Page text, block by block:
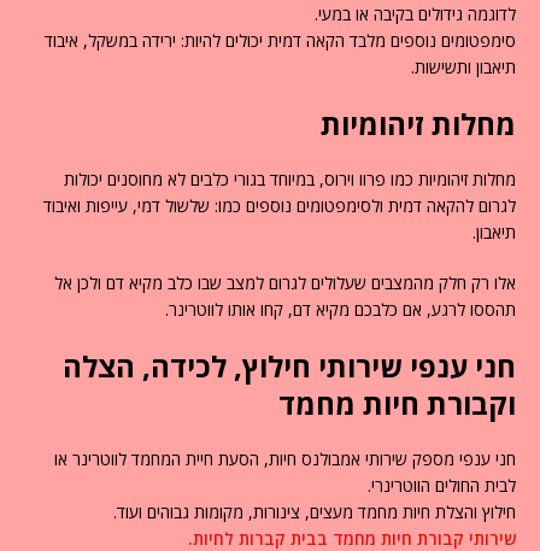
לדוגמה גידולים בקיבה או במעי.
סימפטומים נוספים מלבד הקאה דמית יכולים להיות: ירידה במשקל, איבוד
תיאבון ותשישות.
מחלות זיהומיות
מחלות זיהומיות כמו פרוו וירוס, במיוחד בגורי כלבים לא מחוסנים יכולות
לגרום להקאה דמית ולסימפטומים נוספים כמו: שלשול דמי, עייפות ואיבוד
תיאבון.
אלו רק חלק מהמצבים שעלולים לגרום למצב שבו כלב מקיא דם ולכן אל
תהססו לרגע, אם כלבכם מקיא דם, קחו אותו לווטרינר.
חני ענפי שירותי חילוץ, לכידה, הצלה
וקבורת חיות מחמד
חני ענפי מספק שירותי אמבולנס חיות, הסעת חיית המחמד לווטרינר או
לבית החולים הווטרינרי.
חילוץ והצלת חיות מחמד מעצים, צינורות, מקומות גבוהים ועוד.
שירותי קבורת חיות מחמד בבית קברות לחיות.